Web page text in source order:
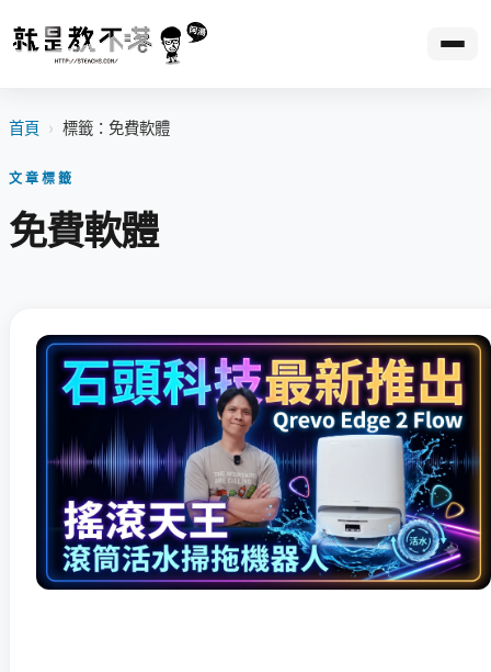
首頁 › 標籤：免費軟體
文章標籤
免費軟體